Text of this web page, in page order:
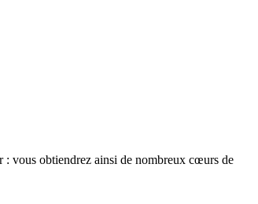
: vous obtiendrez ainsi de nombreux cœurs de